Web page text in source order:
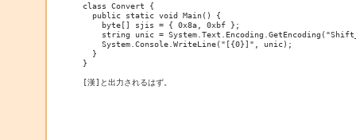
class Convert {
  public static void Main() {
    byte[] sjis = { 0x8a, 0xbf };
string unic =
    System.Console.WriteLine("[{0}]", unic);
  }
}
[漢]と出力されるはず。